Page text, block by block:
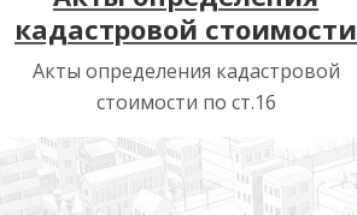
кадастровой стоимости
Акты определения кадастровой
стоимости по ст.16